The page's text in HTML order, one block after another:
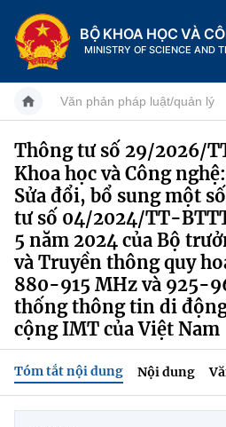
BỘ KHOA HỌC VÀ
MINISTRY OF SCIENCE AND
Danh mục
Trang chủ
Giới thiệu
Chức năng nhiệm vụ
Cơ cấu tổ chức
Lịch sử phát triển
Tin tức sự kiện
Khoa học và Công nghệ
Đổi mới sáng tạo
Dịch vụ công
Hệ thống văn bản
Văn phản pháp luật/quản lý
Thông tư số 29/2026/
Khoa học và Công nghệ:
Sửa đổi, bổ sung một
tư số 04/2024/TT-
5 năm 2024 của Bộ
và Truyền thông quy
880-915 MHz và 925-
thống thông tin di
cộng IMT của Việt Nam
Tóm tắt nội dung Nội dung